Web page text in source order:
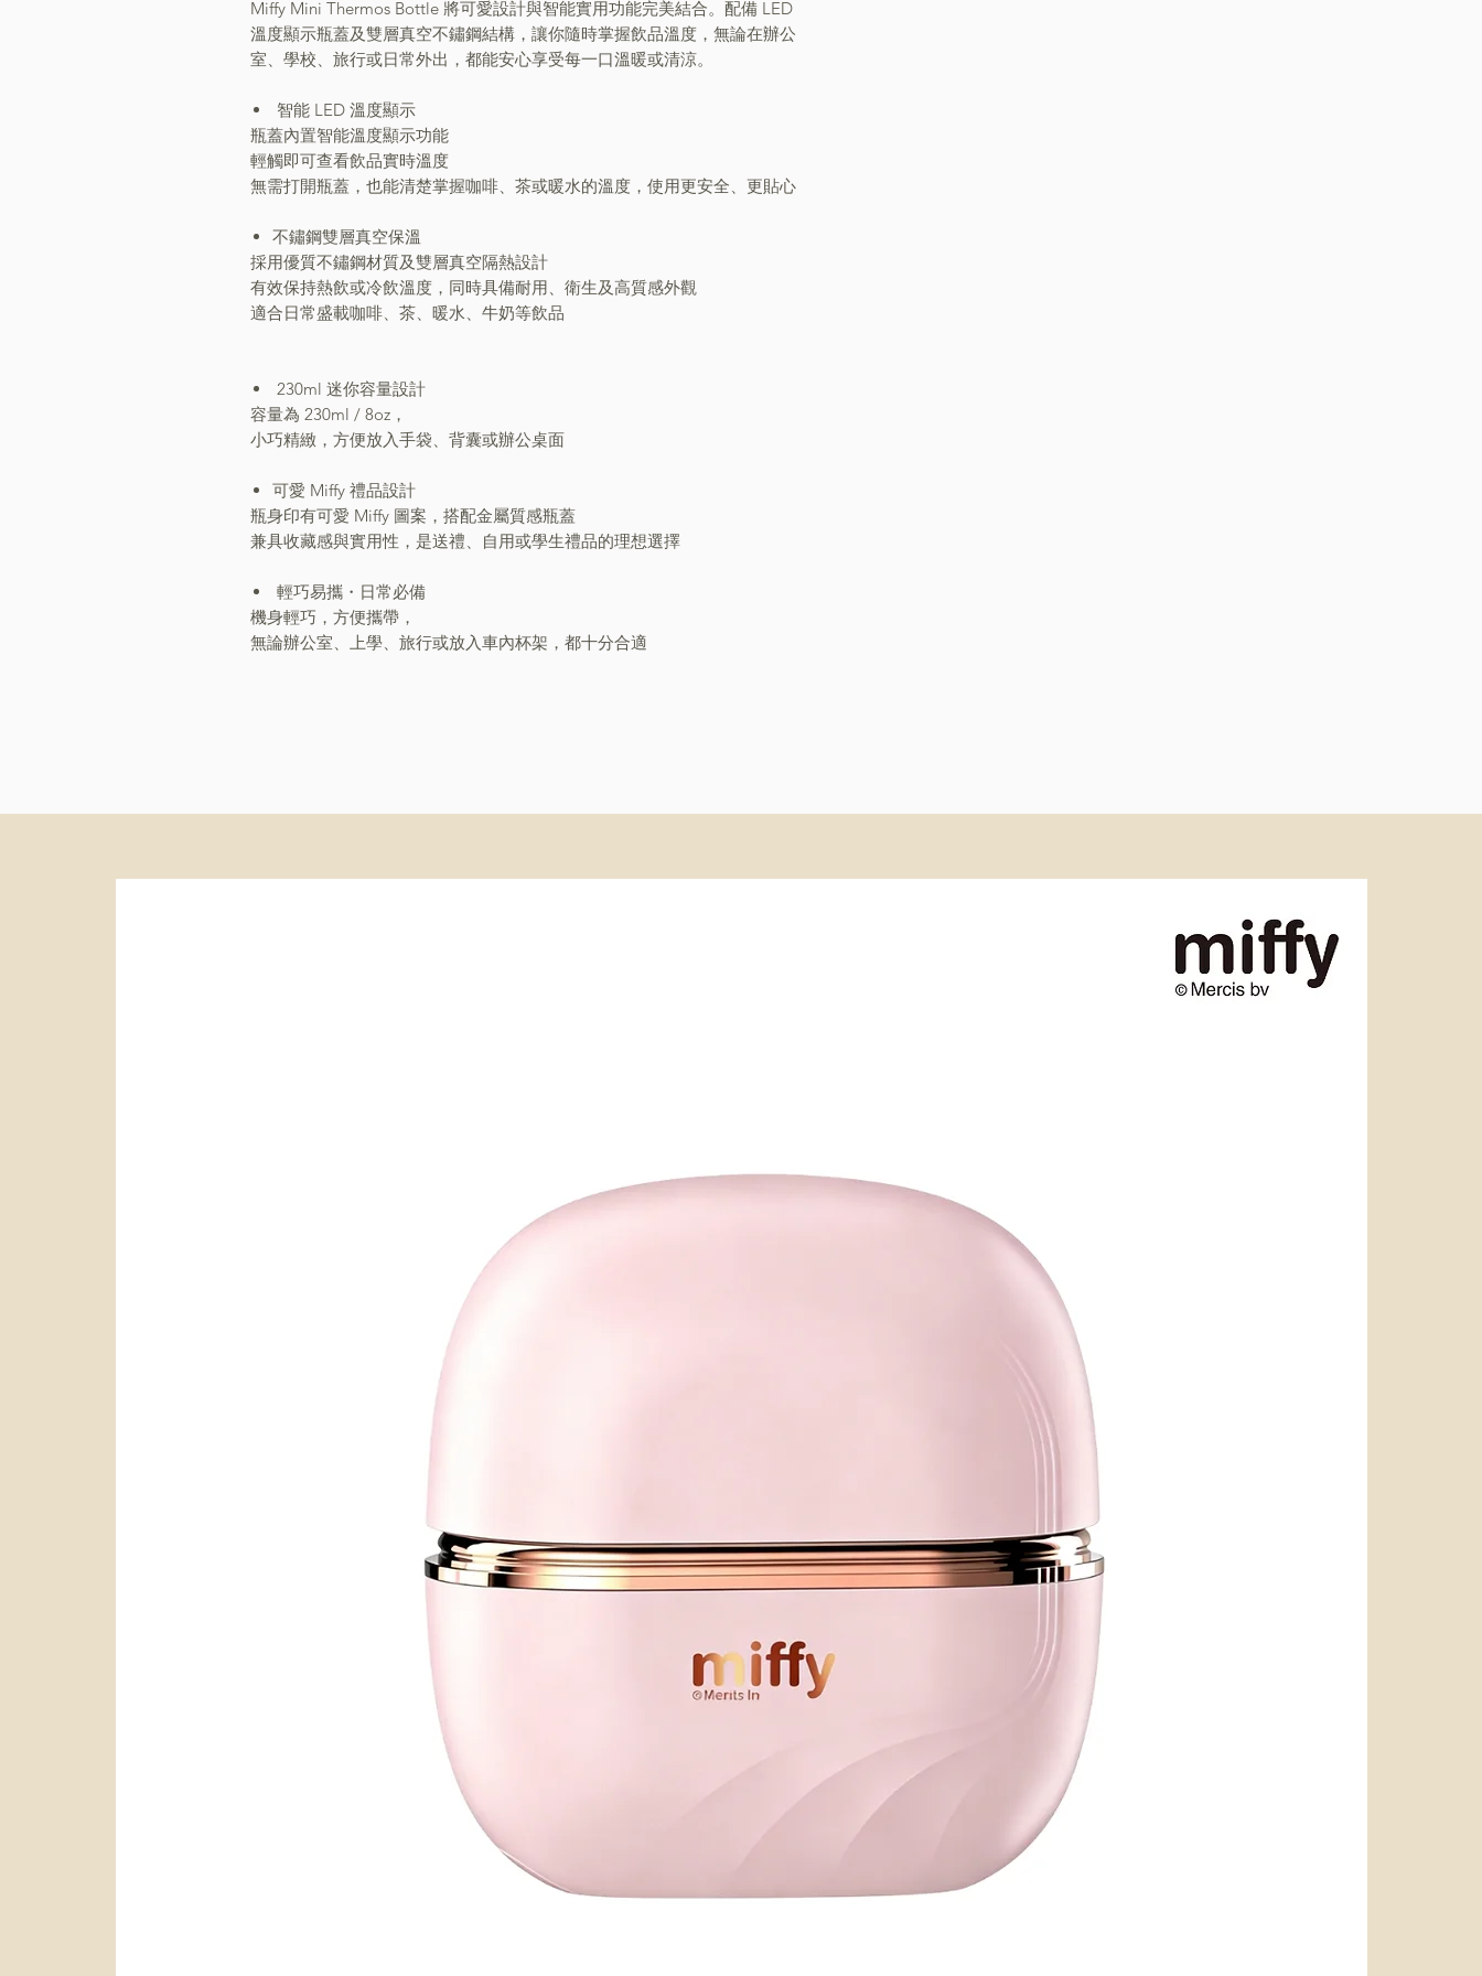
Miffy Mini Thermos Bottle 將可愛設計與智能實用功能完美結合。配備 LED
溫度顯示瓶蓋及雙層真空不鏽鋼結構，讓你隨時掌握飲品溫度，無論在辦公
室、學校、旅行或日常外出，都能安心享受每一口溫暖或清涼。
智能 LED 溫度顯示
瓶蓋內置智能溫度顯示功能
輕觸即可查看飲品實時溫度
無需打開瓶蓋，也能清楚掌握咖啡、茶或暖水的溫度，使用更安全、更貼心
不鏽鋼雙層真空保溫
採用優質不鏽鋼材質及雙層真空隔熱設計
有效保持熱飲或冷飲溫度，同時具備耐用、衛生及高質感外觀
適合日常盛載咖啡、茶、暖水、牛奶等飲品
230ml 迷你容量設計
容量為 230ml / 8oz，
小巧精緻，方便放入手袋、背囊或辦公桌面
可愛 Miffy 禮品設計
瓶身印有可愛 Miffy 圖案，搭配金屬質感瓶蓋
兼具收藏感與實用性，是送禮、自用或學生禮品的理想選擇
輕巧易攜・日常必備
機身輕巧，方便攜帶，
無論辦公室、上學、旅行或放入車內杯架，都十分合適